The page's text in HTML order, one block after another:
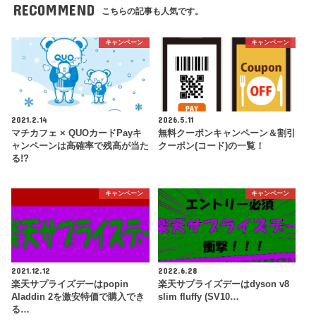
RECOMMEND こちらの記事も人気です。
キャンペーン
2021.2.14
マチカフェ × QUOカードPayキ
ャンペーンは高確率で残高が当た
る!?
キャンペーン
2026.5.11
無料クーポンキャンペーン＆割引
クーポン(コード)の一覧！
キャンペーン
2021.12.12
楽天サプライズデーはpopin
Aladdin 2を激安特価で購入でき
る…
キャンペーン
2022.6.28
楽天サプライズデーはdyson v8
slim fluffy (SV10…